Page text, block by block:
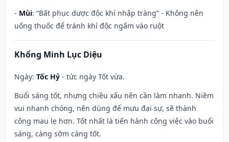
- Mùi: “Bất phục dược độc khí nhập tràng” - Không nên
uống thuốc để tránh khí độc ngấm vào ruột
Khổng Minh Lục Diệu
Ngày: Tốc Hỷ - tức ngày Tốt vừa.
Buổi sáng tốt, nhưng chiều xấu nên cần làm nhanh. Niềm
vui nhanh chóng, nên dùng để mưu đại sự, sẽ thành
công mau lẹ hơn. Tốt nhất là tiến hành công việc vào buổi
sáng, càng sớm càng tốt.